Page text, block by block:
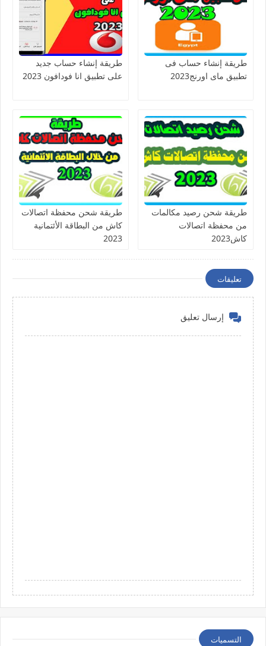
طريقة إنشاء حساب فى
تطبيق ماى اورنج2023
طريقة إنشاء حساب جديد
على تطبيق انا فودافون 2023
طريقة شحن رصيد مكالمات
من محفظة اتصالات
كاش2023
طريقة شحن محفظة اتصالات
كاش من البطاقة الأئتمانية
2023
تعليقات
إرسال تعليق
التسميات